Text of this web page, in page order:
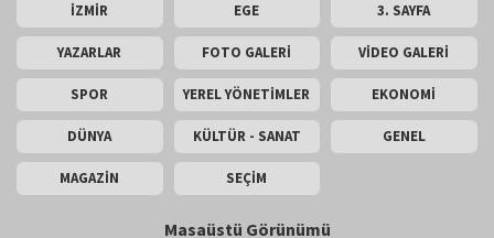
İZMİR EGE 3. SAYFA
YAZARLAR FOTO GALERİ VİDEO GALERİ
SPOR YEREL YÖNETİMLER EKONOMİ
DÜNYA KÜLTÜR - SANAT GENEL
MAGAZİN SEÇİM
Masaüstü Görünümü